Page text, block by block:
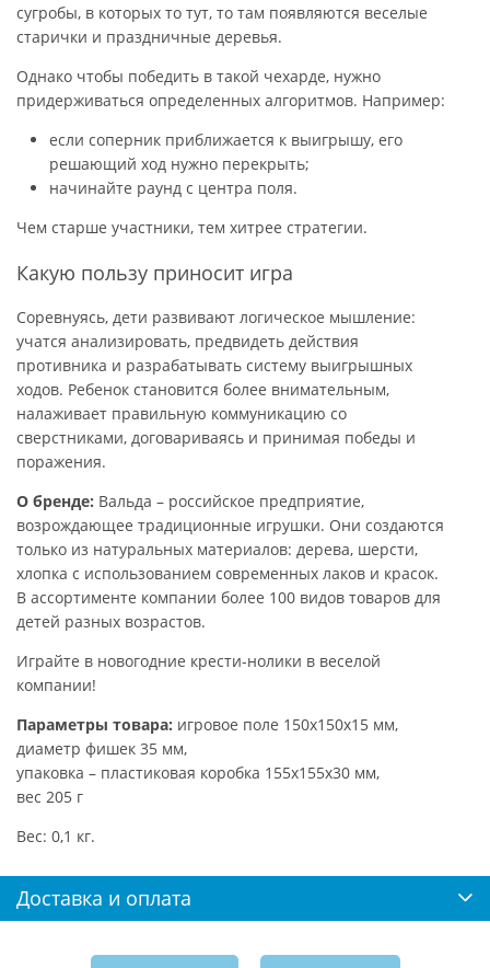
сугробы, в которых то тут, то там появляются веселые
старички и праздничные деревья.
Однако чтобы победить в такой чехарде, нужно
придерживаться определенных алгоритмов. Например:
если соперник приближается к выигрышу, его
решающий ход нужно перекрыть;
начинайте раунд с центра поля.
Чем старше участники, тем хитрее стратегии.
Какую пользу приносит игра
Соревнуясь, дети развивают логическое мышление:
учатся анализировать, предвидеть действия
противника и разрабатывать систему выигрышных
ходов. Ребенок становится более внимательным,
налаживает правильную коммуникацию со
сверстниками, договариваясь и принимая победы и
поражения.
О бренде: Вальда – российское предприятие,
возрождающее традиционные игрушки. Они создаются
только из натуральных материалов: дерева, шерсти,
хлопка с использованием современных лаков и красок.
В ассортименте компании более 100 видов товаров для
детей разных возрастов.
Играйте в новогодние крести-нолики в веселой
компании!
Параметры товара: игровое поле 150х150х15 мм,
диаметр фишек 35 мм,
упаковка – пластиковая коробка 155х155х30 мм,
вес 205 г
Вес: 0,1 кг.
Доставка и оплата